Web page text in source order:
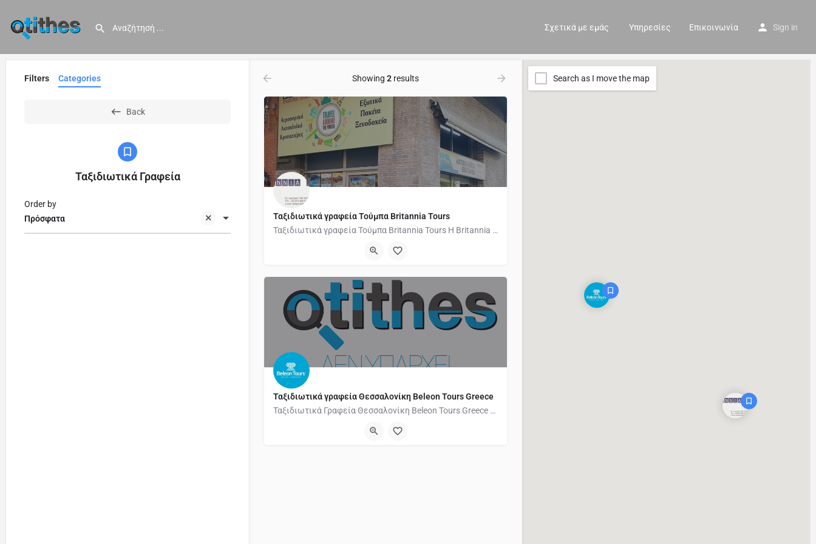
Σχετικά με εμάς Υπηρεσίες Επικοινωνία Sign in
Filters Categories
Back
Ταξιδιωτικά Γραφεία
Πρόσφατα
Order by
Showing 2 results
Ταξιδιωτικά γραφεία Τούμπα Britannia Tours
Ταξιδιωτικά γραφεία Τούμπα Britannia Tours Η Britannia Tours,είναι μια οικογενειακή επιχείρηση που…
Ταξιδιωτικά γραφεία Θεσσαλονίκη Beleon Tours Greece
Ταξιδιωτικά Γραφεία Θεσσαλονίκη Beleon Tours Greece Beleon Tours Greece -Διακοπές κι περιηγήσεις στην…
Search as I move the map